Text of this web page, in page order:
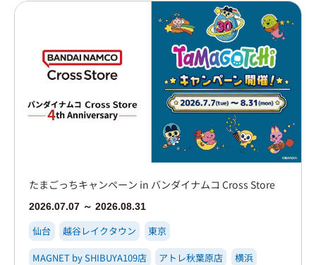
たまごっちキャンペーン in バンダイナムコ Cross Store
2026.07.07 ～ 2026.08.31
仙台 越谷レイクタウン
東京
MAGNET by SHIBUYA109店
アトレ秋葉原店
横浜